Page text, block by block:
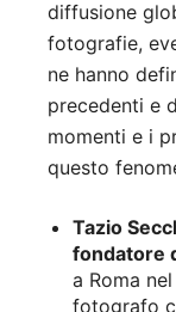
diffusione
fotografie,
ne hanno
precedenti e
momenti e i
questo
Tazio
fondatore
a Roma
fotografo